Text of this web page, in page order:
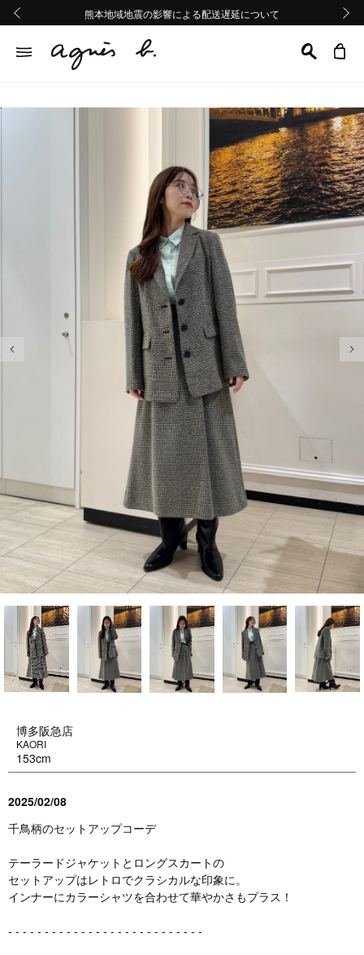
熊本地域地震の影響による配送遅延について
Summer Sale 2buy10%OFF!!
熊本地域地震の影響による配送遅延について
Summer Sale 2buy10%OFF!!
前の画像
博多阪急店
KAORI
153cm
2025/02/08
千鳥柄のセットアップコーデ
テーラードジャケットとロングスカートの
セットアップはレトロでクラシカルな印象に。
インナーにカラーシャツを合わせて華やかさもプラス！
- - - - - - - - - - - - - - - - - - - - - - - - - - -